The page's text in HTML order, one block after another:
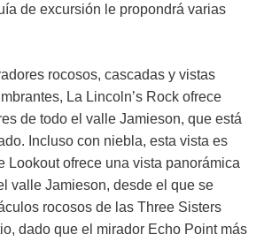
de excursión le propondrá varias
rocosos, cascadas y vistas
La Lincoln’s Rock ofrece
de todo el valle Jamieson, que está
Incluso con niebla, esta vista es
Lookout ofrece una vista panorámica
valle Jamieson, desde el que se
rocosos de las Three Sisters
dado que el mirador Echo Point más